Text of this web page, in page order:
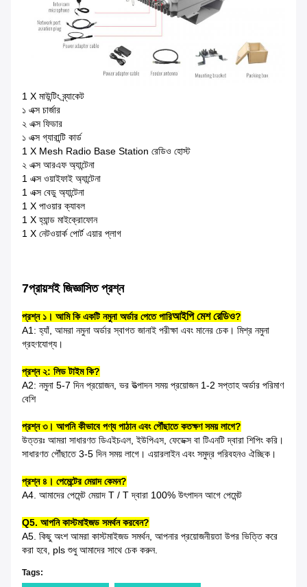
1 X মাউন্টিং ব্র্যাকেট
১ এক্স চার্জার
২ এক্স ফিডার
১ এক্স গ্যারান্টি কার্ড
1 X Mesh Radio Base Station রেডিও হোস্ট
২ এক্স আরএফ অ্যান্টেনা
1 এক্স ওয়াইফাই অ্যান্টেনা
1 এক্স বেডু অ্যান্টেনা
1 X পাওয়ার ক্যাবল
1 X হ্যান্ড মাইক্রোফোন
1 X নেটওয়ার্ক পোর্ট এয়ার প্লাগ
7প্রায়শই জিজ্ঞাসিত প্রশ্ন
প্রশ্ন ১। আমি কি একটি নমুনা অর্ডার পেতে পারিআইপি মেশ রেডিও?
A1: হ্যাঁ, আমরা নমুনা অর্ডার স্বাগত জানাই পরীক্ষা এবং মানের চেক। মিশ্র নমুনা
গ্রহণযোগ্য।
প্রশ্ন ২: লিড টাইম কি?
A2: নমুনা 5-7 দিন প্রয়োজন, ভর উত্পাদন সময় প্রয়োজন 1-2 সপ্তাহ অর্ডার পরিমাণ
বেশি
প্রশ্ন ৩। আপনি কীভাবে পণ্য পাঠান এবং পৌঁছাতে কতক্ষণ সময় লাগে?
উত্তরঃ আমরা সাধারণত ডিএইচএল, ইউপিএস, ফেডেক্স বা টিএনটি দ্বারা শিপিং করি।
সাধারণত পৌঁছাতে 3-5 দিন সময় লাগে। এয়ারলাইন এবং সমুদ্র পরিবহনও ঐচ্ছিক।
প্রশ্ন ৪। পেমেন্টের মেয়াদ কেমন?
A4. আমাদের পেমেন্ট মেয়াদ T / T দ্বারা 100% উৎপাদন আগে পেমেন্ট
Q5. আপনি কাস্টমাইজড সমর্থন করবেন?
A5. কিছু অংশ আমরা কাস্টমাইজড সমর্থন, আপনার প্রয়োজনীয়তা উপর ভিত্তি করে
করা হবে, pls শুধু আমাদের সাথে চেক করুন.
Tags: